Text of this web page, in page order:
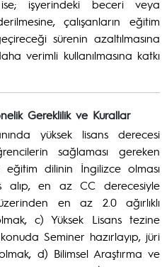
ise; işyerindeki beceri veya
çalışanların eğitim
sürenin azaltılmasına
verimli kullanılmasına katkı
Gereklilik ve Kurallar
yüksek lisans derecesi
sağlaması gereken
dilinin İngilizce olması
alıp, en az CC derecesiyle
en az 2.0 ağırlıklı
c) Yüksek Lisans tezine
Seminer hazırlayıp, jüri
d) Bilimsel Araştırma ve